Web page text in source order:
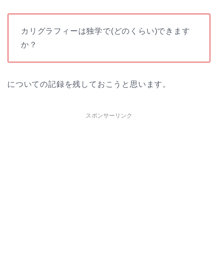
カリグラフィーは独学で(どのくらい)できます
か？
についての記録を残しておこうと思います。
スポンサーリンク